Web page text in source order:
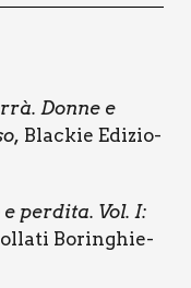
Don­ne e
Blac­kie Edi­zio­
per­di­ta. Vol. I:
Borin­ghie­